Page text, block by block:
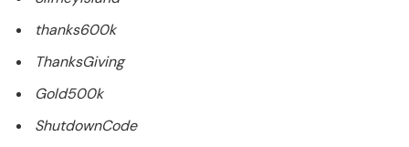
thanks600k
ThanksGiving
Gold500k
ShutdownCode